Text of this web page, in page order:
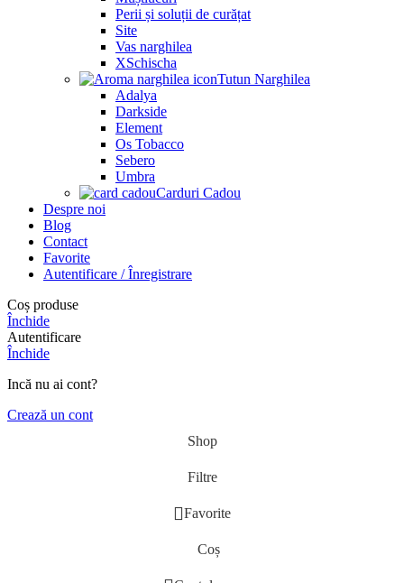
Perii și soluții de curățat
Site
Vas narghilea
XSchischa
Tutun Narghilea
Adalya
Darkside
Element
Os Tobacco
Sebero
Umbra
Carduri Cadou
Despre noi
Blog
Contact
Favorite
Autentificare / Înregistrare
Coș produse
Închide
Autentificare
Închide
Incă nu ai cont?
Crează un cont
Shop
Filtre
Favorite
Coș